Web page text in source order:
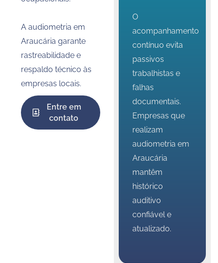
A audiometria em
Araucária garante
rastreabilidade e
respaldo técnico às
empresas locais.
Entre em
contato
O
acompanhamento
contínuo evita
passivos
trabalhistas e
falhas
documentais.
Empresas que
realizam
audiometria em
Araucária
mantêm
histórico
auditivo
confiável e
atualizado.